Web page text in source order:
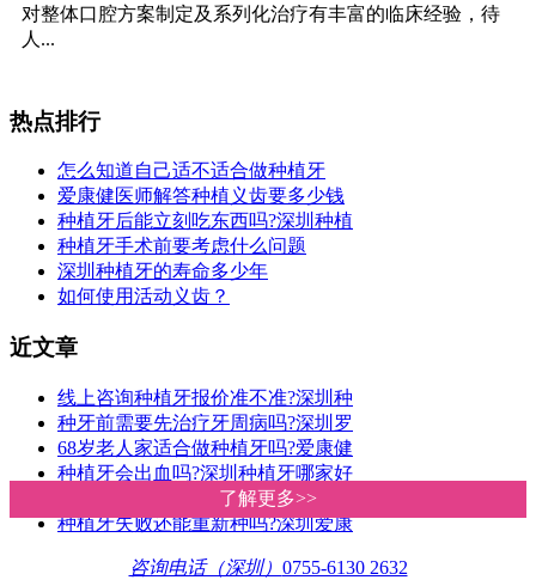
了解更多>>
了解更多>>
对整体口腔方案制定及系列化治疗有丰富的临床经验，待
人...
热点排行
怎么知道自己适不适合做种植牙
爱康健医师解答种植义齿要多少钱
种植牙后能立刻吃东西吗?深圳种植
种植牙手术前要考虑什么问题
深圳种植牙的寿命多少年
如何使用活动义齿？
近文章
线上咨询种植牙报价准不准?深圳种
种牙前需要先治疗牙周病吗?深圳罗
68岁老人家适合做种植牙吗?爱康健
种植牙会出血吗?深圳种植牙哪家好
深圳种植牙价格多少钱一颗?爱康健
种植牙失败还能重新种吗?深圳爱康
咨询电话（深圳） 0755-6130 2632